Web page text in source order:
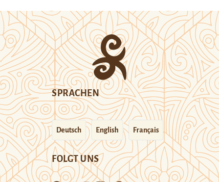
SPRACHEN
Deutsch English Français
FOLGT UNS